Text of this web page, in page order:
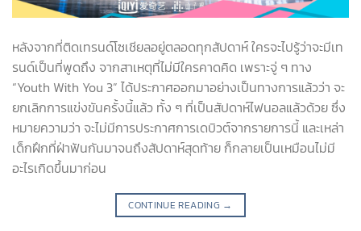
หลังจากที่ติดเทรนด์โซเชียลอยู่ตลอดทุกสัปดาห์ ใครจะไปรู้ว่าจะมีเท
รนด์เป็นที่พูดถึง จากสาเหตุที่ไม่มีใครคาดคิด เพราะจู่ ๆ ทาง
“Youth With You 3” ได้ประกาศออกมาอย่างเป็นทางการแล้วว่า จะ
ยกเลิกการแข่งขันครั้งนี้แล้ว ทั้ง ๆ ที่เป็นสัปดาห์ไฟนอลแล้วด้วย ซึ่ง
หมายความว่า จะไม่มีการประกาศการเดบิวต์จากรายการนี้ และเหล่า
เด็กฝึกที่ฝ่าฟันกันมาจนถึงสัปดาห์สุดท้าย ก็กลายเป็นเหมือนไม่มี
อะไรเกิดขึ้นมาก่อน
CONTINUE READING →